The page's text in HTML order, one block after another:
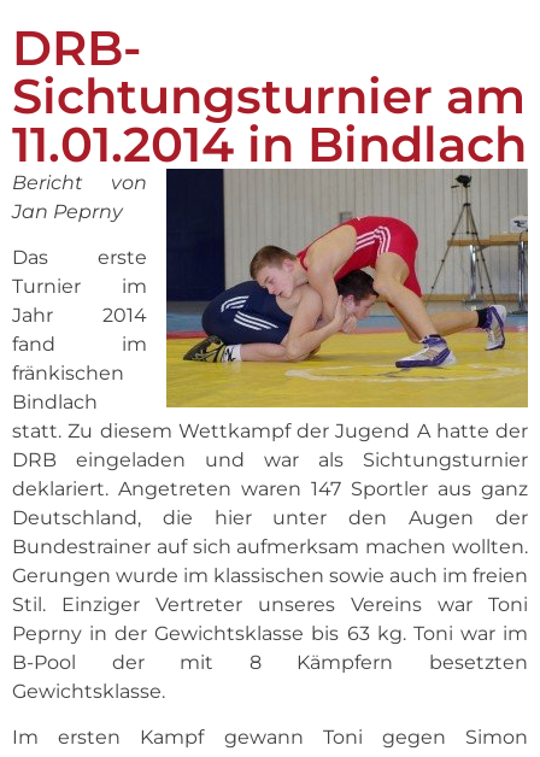
DRB-
Sichtungsturnier am
11.01.2014 in Bindlach
Bericht von
Jan Peprny
Das erste
Turnier im
Jahr 2014
fand im
fränkischen
Bindlach
statt. Zu diesem Wettkampf der Jugend A hatte der
DRB eingeladen und war als Sichtungsturnier
deklariert. Angetreten waren 147 Sportler aus ganz
Deutschland, die hier unter den Augen der
Bundestrainer auf sich aufmerksam machen wollten.
Gerungen wurde im klassischen sowie auch im freien
Stil. Einziger Vertreter unseres Vereins war Toni
Peprny in der Gewichtsklasse bis 63 kg. Toni war im
B-Pool der mit 8 Kämpfern besetzten
Gewichtsklasse.
Im ersten Kampf gewann Toni gegen Simon